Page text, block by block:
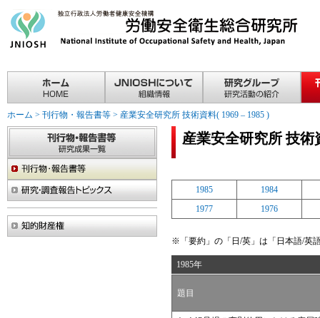
ホーム > 刊行物・報告書等 > 産業安全研究所 技術資料( 1969 – 1985 )
産業安全研究所 技術
1985
1984
1977
1976
※「要約」の「日/英」は「日本語/英
1985年
題目